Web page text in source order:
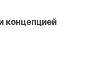
концепцией